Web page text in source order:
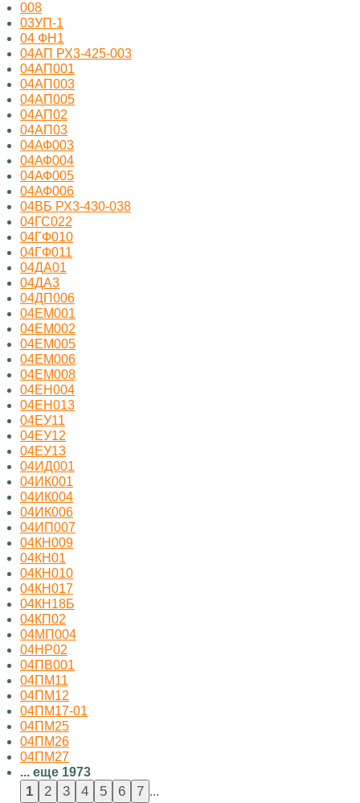
008
03УП-1
04 ФН1
04АП РХ3-425-003
04АП001
04АП003
04АП005
04АП02
04АП03
04АФ003
04АФ004
04АФ005
04АФ006
04ВБ РХ3-430-038
04ГС022
04ГФ010
04ГФ011
04ДА01
04ДА3
04ДП006
04ЕМ001
04ЕМ002
04ЕМ005
04ЕМ006
04ЕМ008
04ЕН004
04ЕН013
04ЕУ11
04ЕУ12
04ЕУ13
04ИД001
04ИК001
04ИК004
04ИК006
04ИП007
04КН009
04КН01
04КН010
04КН017
04КН18Б
04КП02
04МП004
04НР02
04ПВ001
04ПМ11
04ПМ12
04ПМ17-01
04ПМ25
04ПМ26
04ПМ27
... еще 1973
...